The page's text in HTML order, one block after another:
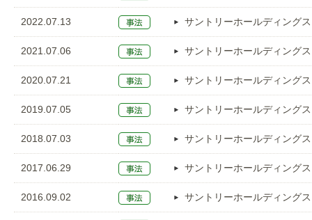
2022.07.13 サントリーホールディングス
2021.07.06 サントリーホールディングス
2020.07.21 サントリーホールディングス
2019.07.05 サントリーホールディングス
2018.07.03 サントリーホールディングス
2017.06.29 サントリーホールディングス
2016.09.02 サントリーホールディングス